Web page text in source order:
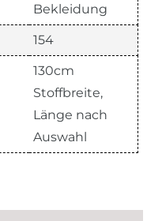
Bekleidung
154
130cm
Stoffbreite,
Länge nach
Auswahl